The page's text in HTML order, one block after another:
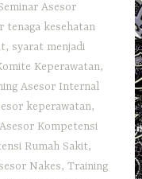
Asesor
tenaga kesehatan
,syarat menjadi
Keperawatan,
Asesor Internal
keperawatan,
Kompetensi
Rumah Sakit,
Nakes,Training